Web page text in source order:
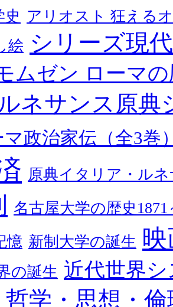
史 アリオスト 狂える
絵 シリーズ現
ムゼン ローマ
ネサンス原典
マ政治家伝（全3巻
原典イタリア・ル
名古屋大学の歴史1871
憶 新制大学の誕生
の誕生 近代世界
哲学・思想・